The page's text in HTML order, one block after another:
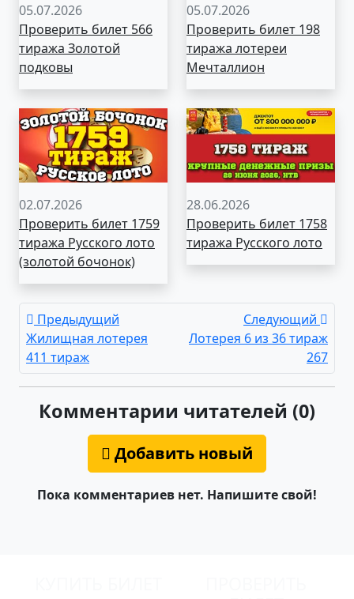
05.07.2026
Проверить билет 566
тиража Золотой
подковы
05.07.2026
Проверить билет 198
тиража лотереи
Мечталлион
02.07.2026
Проверить билет 1759
тиража Русского лото
(золотой бочонок)
28.06.2026
Проверить билет 1758
тиража Русского лото
Предыдущий
Жилищная лотерея
411 тираж
Следующий
Лотерея 6 из 36 тираж
267
Комментарии читателей (0)
Добавить новый
Пока комментариев нет. Напишите свой!